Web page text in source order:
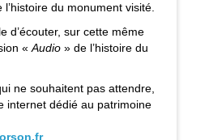
du monument visité.
d’écouter, sur cette même
« Audio » de l’histoire du
ne souhaitent pas attendre,
internet dédié au patrimoine